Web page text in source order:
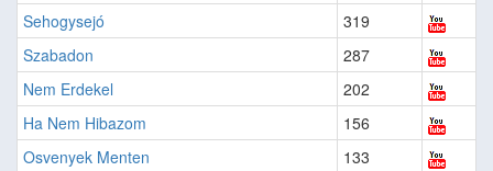
Sehogysejó
319
Szabadon
287
Nem Erdekel
202
Ha Nem Hibazom
156
Osvenyek Menten
133